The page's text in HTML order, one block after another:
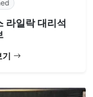
라일락 대리석
기